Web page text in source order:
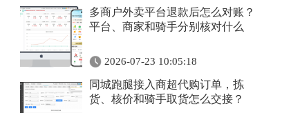
多商户外卖平台退款后怎么对账？
平台、商家和骑手分别核对什么
2026-07-23 10:05:18
同城跑腿接入商超代购订单，拣
货、核价和骑手取货怎么交接？